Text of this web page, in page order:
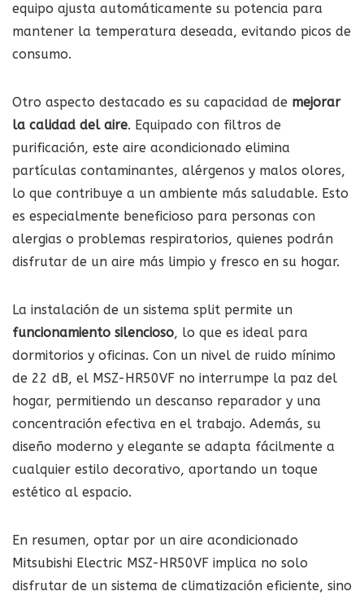
equipo ajusta automáticamente su potencia para
mantener la temperatura deseada, evitando picos de
consumo.
Otro aspecto destacado es su capacidad de mejorar
la calidad del aire. Equipado con filtros de
purificación, este aire acondicionado elimina
partículas contaminantes, alérgenos y malos olores,
lo que contribuye a un ambiente más saludable. Esto
es especialmente beneficioso para personas con
alergias o problemas respiratorios, quienes podrán
disfrutar de un aire más limpio y fresco en su hogar.
La instalación de un sistema split permite un
funcionamiento silencioso, lo que es ideal para
dormitorios y oficinas. Con un nivel de ruido mínimo
de 22 dB, el MSZ-HR50VF no interrumpe la paz del
hogar, permitiendo un descanso reparador y una
concentración efectiva en el trabajo. Además, su
diseño moderno y elegante se adapta fácilmente a
cualquier estilo decorativo, aportando un toque
estético al espacio.
En resumen, optar por un aire acondicionado
Mitsubishi Electric MSZ-HR50VF implica no solo
disfrutar de un sistema de climatización eficiente, sino